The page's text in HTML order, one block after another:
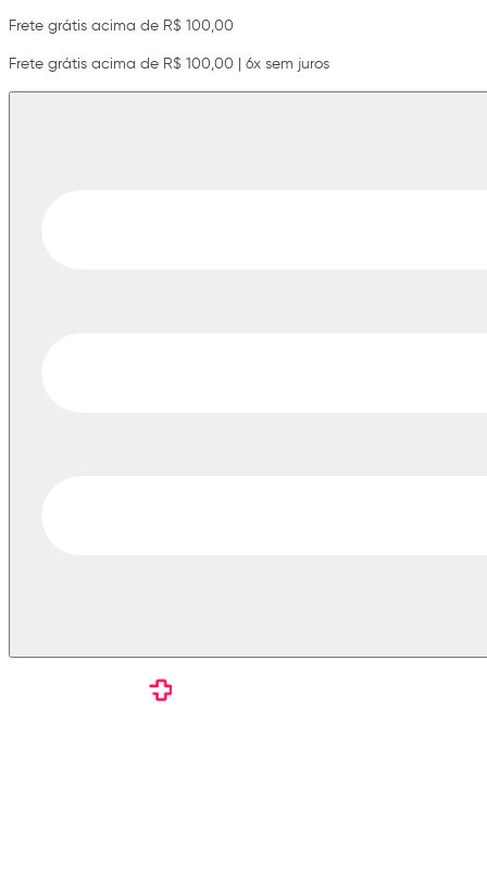
Frete grátis acima de R$ 100,00
Frete grátis acima de R$ 100,00 | 6x sem juros